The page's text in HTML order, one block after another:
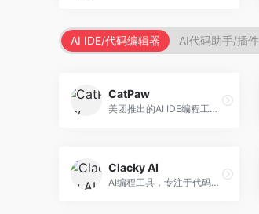
AI IDE/代码编辑器 AI代码助手/插件
CatPaw
美团推出的AI IDE编程工具，专注于本地开发生态。面向开发者，提供智能代码补全、代码生成、项目管理等服务，本地开发体验好。
Clacky AI
AI编程工具，专注于代码智能生成与优化。面向开发者，提供代码生成、代码重构、错误修复等服务，编程效率高。